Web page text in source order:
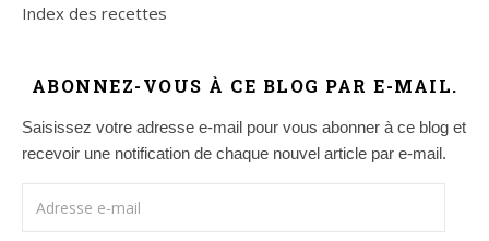
Index des recettes
ABONNEZ-VOUS À CE BLOG PAR E-MAIL.
Saisissez votre adresse e-mail pour vous abonner à ce blog et
recevoir une notification de chaque nouvel article par e-mail.